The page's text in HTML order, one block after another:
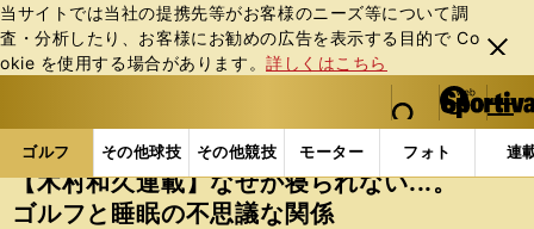
当サイトでは当社の提携先等がお客様のニーズ等について調
査・分析したり、お客様にお勧めの広告を表⽰する⽬的で Co
okie を使⽤する場合があります。詳しくはこちら
閉じ
る
web Sportiva (webスポルティーバ)
検索
マイペ
ー
ジ
メニュ
ゴルフ その他球技 その他競技 モーター フォト 連
ス
ポ
ル
ゴルフの記事一覧 ゴルフ その他 【木村和久連
【木村和久連載】なぜか寝られない...。
ゴルフと睡眠の不思議な関係